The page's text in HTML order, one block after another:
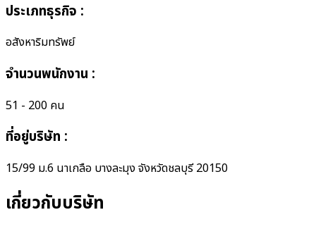
ประเภทธุรกิจ :
อสังหาริมทรัพย์
จำนวนพนักงาน :
51 - 200 คน
ที่อยู่บริษัท :
15/99 ม.6 นาเกลือ บางละมุง จังหวัดชลบุรี 20150
เกี่ยวกับบริษัท